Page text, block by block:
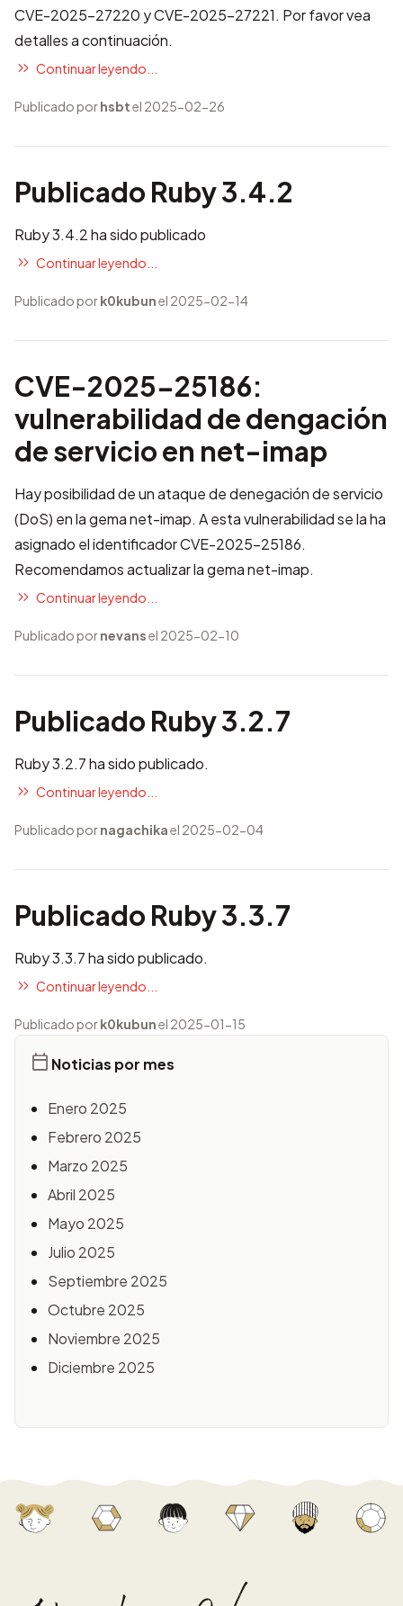
CVE-2025-27220 y CVE-2025-27221. Por favor vea
detalles a continuación.
Continuar leyendo...
Publicado porhsbtel 2025-02-26
Publicado Ruby 3.4.2
Ruby 3.4.2 ha sido publicado
Continuar leyendo...
Publicado pork0kubunel 2025-02-14
CVE-2025-25186:
vulnerabilidad de dengación
de servicio en net-imap
Hay posibilidad de un ataque de denegación de servicio
(DoS) en la gema net-imap. A esta vulnerabilidad se la ha
asignado el identificadorCVE-2025-25186.
Recomendamos actualizar la gema net-imap.
Continuar leyendo...
Publicado pornevansel 2025-02-10
Publicado Ruby 3.2.7
Ruby 3.2.7 ha sido publicado.
Continuar leyendo...
Publicado pornagachikael 2025-02-04
Publicado Ruby 3.3.7
Ruby 3.3.7 ha sido publicado.
Continuar leyendo...
Publicado pork0kubunel 2025-01-15
Noticias por mes
Enero 2025
Febrero 2025
Marzo 2025
Abril 2025
Mayo 2025
Julio 2025
Septiembre 2025
Octubre 2025
Noviembre 2025
Diciembre 2025